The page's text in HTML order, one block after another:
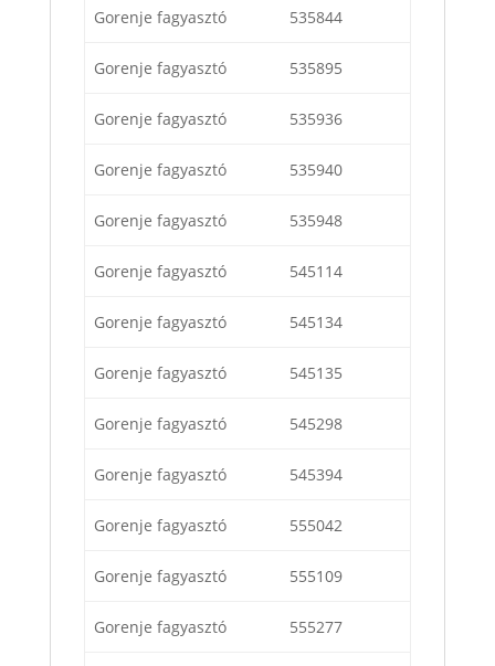
Gorenje fagyasztó 535844
Gorenje fagyasztó 535895
Gorenje fagyasztó 535936
Gorenje fagyasztó 535940
Gorenje fagyasztó 535948
Gorenje fagyasztó 545114
Gorenje fagyasztó 545134
Gorenje fagyasztó 545135
Gorenje fagyasztó 545298
Gorenje fagyasztó 545394
Gorenje fagyasztó 555042
Gorenje fagyasztó 555109
Gorenje fagyasztó 555277